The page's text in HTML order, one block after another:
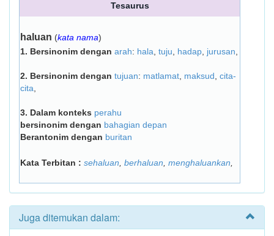
Tesaurus
haluan (kata nama)
1. Bersinonim dengan arah: hala tuju hadap jurusan
2. Bersinonim dengan tujuan: matlamat maksud cita-
cita
3. Dalam konteks perahu
bersinonim dengan bahagian depan
Berantonim dengan buritan
Kata Terbitan : sehaluan berhaluan menghaluankan
Juga ditemukan dalam: